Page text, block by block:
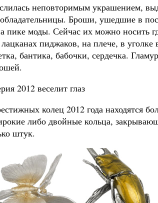
неповторимым украшением,
обладательницы. Броши, ушедшие в
пике моды. Сейчас их можно носить
пиджаков, на плече, в
бантика, бабочки, сердечка.
2012 веселит глаз
колец 2012 года находятся
либо двойные кольца,
штук.